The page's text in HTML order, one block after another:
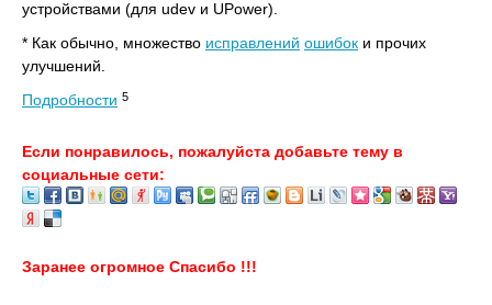
устройствами (для udev и UPower).
* Как обычно, множество исправлений ошибок и прочих
улучшений.
Подробности 5
Если понравилось, пожалуйста добавьте тему в
социальные сети:
Заранее огромное Спасибо !!!